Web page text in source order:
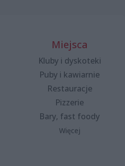
Miejsca
Kluby i dyskoteki
Puby i kawiarnie
Restauracje
Pizzerie
Bary, fast foody
Więcej